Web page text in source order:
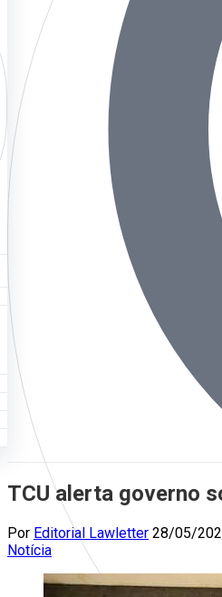
TCU alerta governo
Por Editorial Lawletter 28/05/
Notícia